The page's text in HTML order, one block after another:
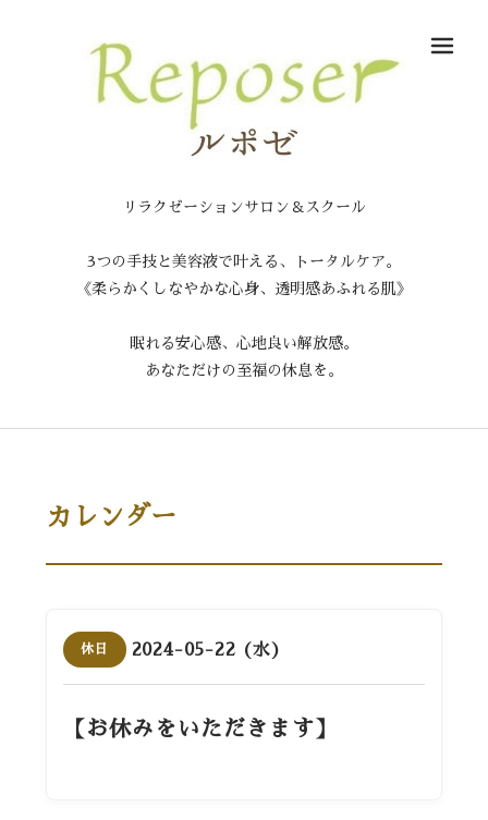
リラクゼーションサロン＆スクール
3つの手技と美容液で叶える、トータルケア。
《柔らかくしなやかな心身、透明感あふれる肌》
眠れる安心感、心地良い解放感。
あなただけの至福の休息を。
カレンダー
休日 2024-05-22 (水)
【お休みをいただきます】